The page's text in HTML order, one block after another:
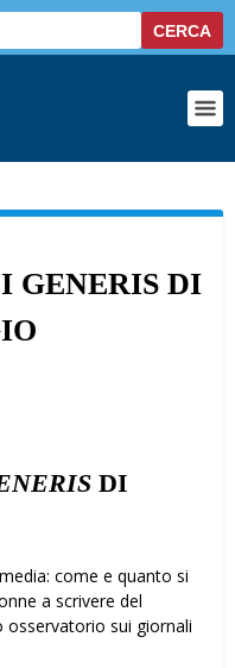
GENERIS DI
DI
come e quanto si
a scrivere del
osservatorio sui giornali